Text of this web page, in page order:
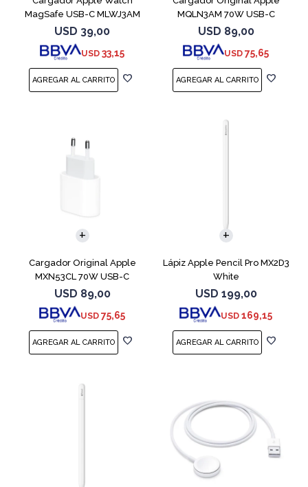
MagSafe USB-C MLWJ3AM
USD 39,00
USD 33,15
MQLN3AM 70W USB-C
USD 89,00
USD 75,65
Cargador Original Apple
MXN53CL 70W USB-C
USD 89,00
USD 75,65
Lápiz Apple Pencil Pro MX2D3
White
USD 199,00
USD 169,15